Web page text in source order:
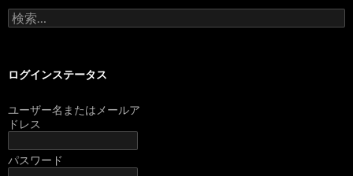
検
索:
ログインステータス
ユーザー名またはメールア
ドレス
パスワード